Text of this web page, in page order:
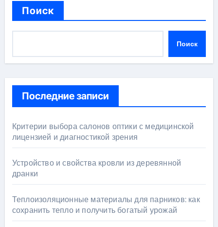
Поиск
Поиск
Последние записи
Критерии выбора салонов оптики с медицинской
лицензией и диагностикой зрения
Устройство и свойства кровли из деревянной
дранки
Теплоизоляционные материалы для парников: как
сохранить тепло и получить богатый урожай